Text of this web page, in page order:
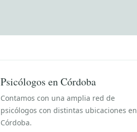
Psicólogos en Córdoba
Contamos con una amplia red de
psicólogos con distintas ubicaciones en
Córdoba.